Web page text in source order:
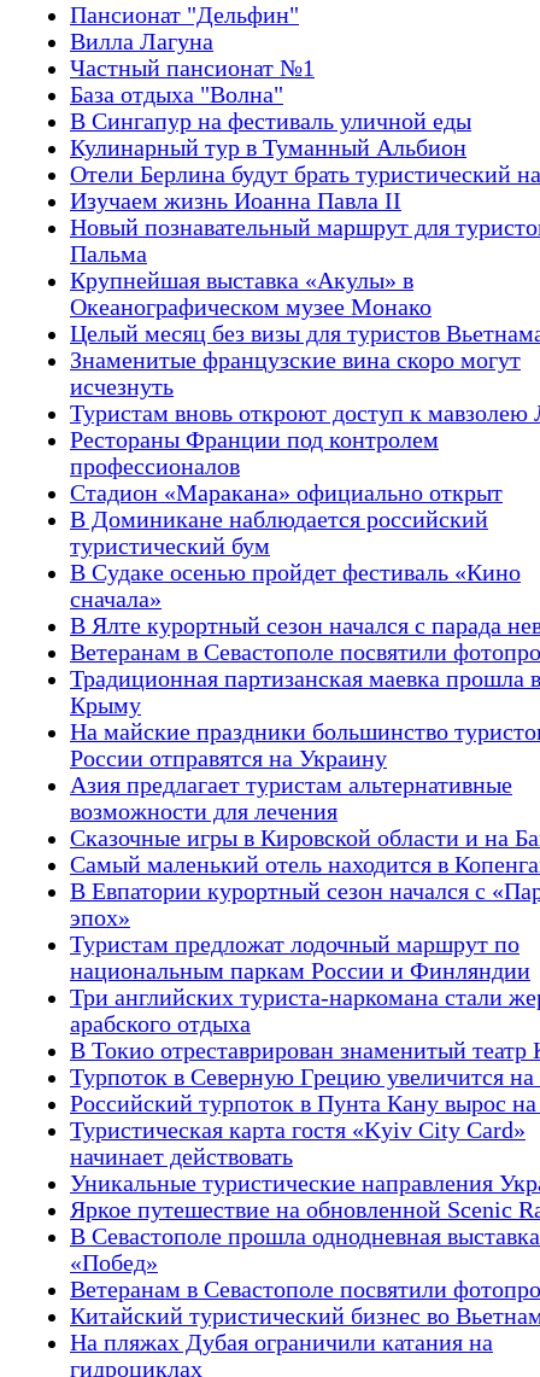
Пансионат "Дельфин"
Вилла Лагуна
Частный пансионат №1
База отдыха "Волна"
В Сингапур на фестиваль уличной еды
Кулинарный тур в Туманный Альбион
Отели Берлина будут брать туристический
Изучаем жизнь Иоанна Павла II
Новый познавательный маршрут для
Пальма
Крупнейшая выставка «Акулы» в
Океанографическом музее Монако
Целый месяц без визы для туристов
Знаменитые французские вина скоро могут
исчезнуть
Туристам вновь откроют доступ к мавзолею
Рестораны Франции под контролем
профессионалов
Стадион «Маракана» официально открыт
В Доминикане наблюдается российский
туристический бум
В Судаке осенью пройдет фестиваль «Кино
сначала»
В Ялте курортный сезон начался с парада
Ветеранам в Севастополе посвятили
Традиционная партизанская маевка прошла в
Крыму
На майские праздники большинство
России отправятся на Украину
Азия предлагает туристам альтернативные
возможности для лечения
Сказочные игры в Кировской области и на
Самый маленький отель находится в
В Евпатории курортный сезон начался с
эпох»
Туристам предложат лодочный маршрут по
национальным паркам России и Финляндии
Три английских туриста-наркомана стали
арабского отдыха
В Токио отреставрирован знаменитый театр
Турпоток в Северную Грецию увеличится на
Российский турпоток в Пунта Кану вырос
Туристическая карта гостя «Kyiv City Card»
начинает действовать
Уникальные туристические направления
Яркое путешествие на обновленной Scenic
В Севастополе прошла однодневная выставка
«Побед»
Ветеранам в Севастополе посвятили
Китайский туристический бизнес во
На пляжах Дубая ограничили катания на
гидроциклах